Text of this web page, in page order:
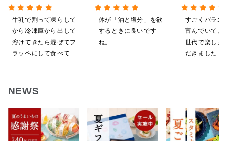
料】【オンライ
【ポイントキ
施中】【のし
グ・化粧箱詰
すごくバラエ
富んでいて、
世代で楽しま
だきました！
275ml （ドリンクベース／
希釈タイプ）
牛乳で割って凍らして
から冷凍庫から出して
溶けてきたら混ぜてフ
ラッペにして食べてい
り天 57g
体が「油と塩分」を欲
するときに良いです
ね。
NEWS